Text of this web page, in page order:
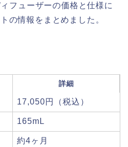
フューザーの価格と仕様に
の情報をまとめました。
詳細
17,050円（税込）
165mL
約4ヶ月